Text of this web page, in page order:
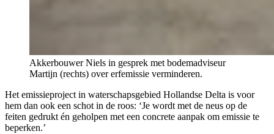
Akkerbouwer Niels in gesprek met bodemadviseur
Martijn (rechts) over erfemissie verminderen.
Het emissieproject in waterschapsgebied Hollandse Delta is voor
hem dan ook een schot in de roos: ‘Je wordt met de neus op de
feiten gedrukt én geholpen met een concrete aanpak om emissie te
beperken.’